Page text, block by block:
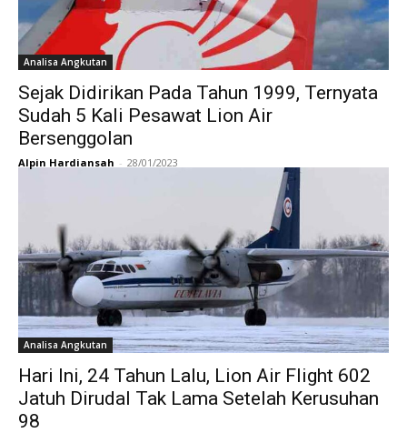
Analisa Angkutan
Sejak Didirikan Pada Tahun 1999, Ternyata
Sudah 5 Kali Pesawat Lion Air
Bersenggolan
Alpin Hardiansah - 28/01/2023
Analisa Angkutan
Hari Ini, 24 Tahun Lalu, Lion Air Flight 602
Jatuh Dirudal Tak Lama Setelah Kerusuhan
98